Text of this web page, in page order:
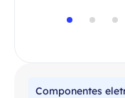
Componentes